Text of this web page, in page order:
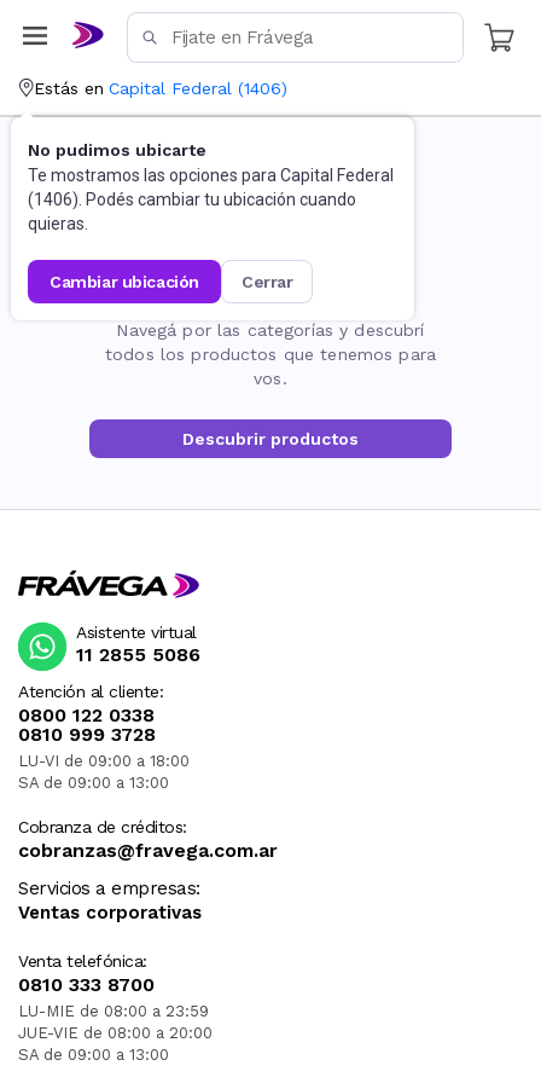
Estás en Capital Federal (1406)
No pudimos ubicarte
Te mostramos las opciones para Capital Federal
(1406). Podés cambiar tu ubicación cuando
quieras.
cambiar ubicación cerrar
La página no existe
Navegá por las categorías y descubrí
todos los productos que tenemos para
vos.
Descubrir productos
Atención al cliente:
0800 122 0338
0810 999 3728
LU-VI de 09:00 a 18:00
SA de 09:00 a 13:00
Cobranza de créditos:
cobranzas@fravega.com.ar
Servicios a empresas:
Ventas corporativas
Venta telefónica:
0810 333 8700
LU-MIE de 08:00 a 23:59
JUE-VIE de 08:00 a 20:00
SA de 09:00 a 13:00
Asistente virtual
11 2855 5086